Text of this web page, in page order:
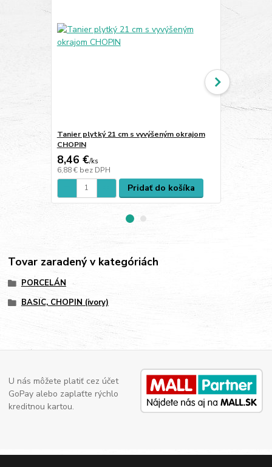
Tanier plytký 21 cm s vyvýšeným okrajom
CHOPIN
8,46 €/ks
6,88 € bez DPH
Pridať do košíka
Alumilite
5,29 €
Tovar zaradený v kategóriách
PORCELÁN
BASIC, CHOPIN (ivory)
U nás môžete platiť cez účet
GoPay alebo zaplaťte rýchlo
kreditnou kartou.